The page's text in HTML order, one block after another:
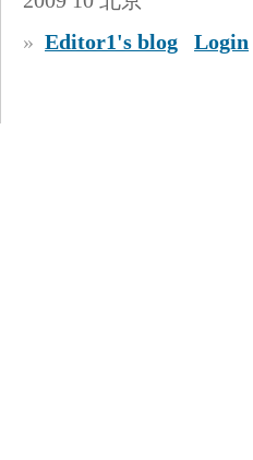
» Editor1's blog Login